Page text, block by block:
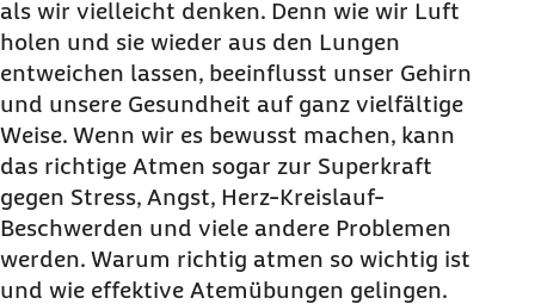
Wichtigster Schritt zur richtigen Atmung: die
Nasenatmung
Zwerchfell- und Bauchatmung: Den Atem
ausdehnen – und zwar in den Bauch
Richtig Ein- und Ausatmen: Tiefe Atmung gegen
negative Gefühle
Fünf einfache Atemtechniken für ein
gesünderes Leben
als wir vielleicht denken. Denn wie wir Luft
holen und sie wieder aus den Lungen
entweichen lassen, beeinflusst unser Gehirn
und unsere Gesundheit auf ganz vielfältige
Weise. Wenn wir es bewusst machen, kann
das richtige Atmen sogar zur Superkraft
gegen Stress, Angst, Herz-Kreislauf-
Beschwerden und viele andere Problemen
werden. Warum richtig atmen so wichtig ist
und wie effektive Atemübungen gelingen.